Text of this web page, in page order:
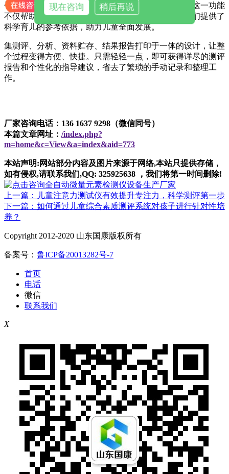
子量身定制适合其个性特点和能力水平的成长计划。这一功能
不仅帮助家长更好地了解孩子的优势和不足，也为他们提供了
科学育儿的参考依据，助力儿童全面发展。
集测评、分析、资料贮存、结果报告打印于一体的设计，让整
个过程变得方便、快捷。只需轻轻一点，即可获得详尽的测评
报告和个性化的指导建议，省去了繁琐的手动记录和整理工
作。
厂家咨询电话：136 1637 9298（微信同号）
本篇文章网址： /index.php?
m=home&c=View&a=index&aid=773
本站声明:网站部分内容及图片来源于网络,本站只提供存储，
如有侵权,请联系我们,QQ: 325925638 ，我们将第一时间删除!
上一篇：儿童注意力测试仪有效提升专注力，科学测评第一步
下一篇：如何通过儿童综合素质测评系统对孩子进行针对性培
养？
Copyright 2012-2020 山东国康版权所有
备案号： 鲁ICP备20013282号-7
首页
电话
微信
联系我们
X
现在咨询 稍后再说